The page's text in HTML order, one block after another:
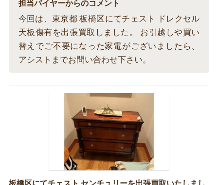
担当バイヤーからのコメント
今回は、東京都 板橋区にてチェスト ドレクセル
天板傷有を出張買取しました。 お引越しや買い
替えでご不要になった家電がございましたら、
アシストまでお問い合わせ下さい。